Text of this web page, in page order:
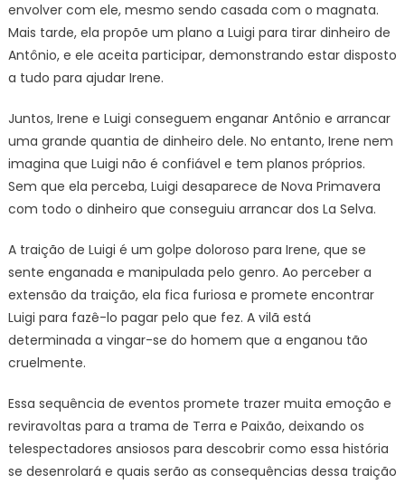
envolver com ele, mesmo sendo casada com o magnata.
Mais tarde, ela propõe um plano a Luigi para tirar dinheiro de
Antônio, e ele aceita participar, demonstrando estar disposto
a tudo para ajudar Irene.
Juntos, Irene e Luigi conseguem enganar Antônio e arrancar
uma grande quantia de dinheiro dele. No entanto, Irene nem
imagina que Luigi não é confiável e tem planos próprios.
Sem que ela perceba, Luigi desaparece de Nova Primavera
com todo o dinheiro que conseguiu arrancar dos La Selva.
A traição de Luigi é um golpe doloroso para Irene, que se
sente enganada e manipulada pelo genro. Ao perceber a
extensão da traição, ela fica furiosa e promete encontrar
Luigi para fazê-lo pagar pelo que fez. A vilã está
determinada a vingar-se do homem que a enganou tão
cruelmente.
Essa sequência de eventos promete trazer muita emoção e
reviravoltas para a trama de Terra e Paixão, deixando os
telespectadores ansiosos para descobrir como essa história
se desenrolará e quais serão as consequências dessa traição